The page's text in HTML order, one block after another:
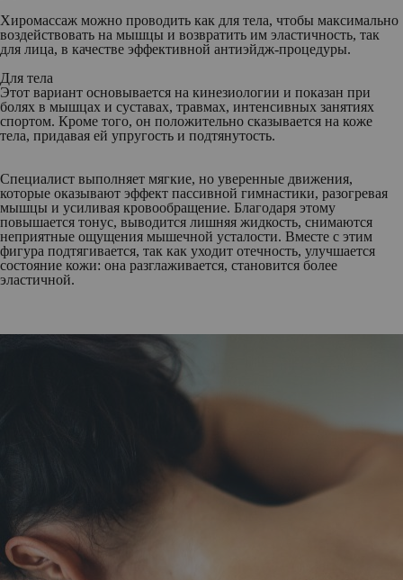
Хиромассаж можно проводить как для тела, чтобы максимально
воздействовать на мышцы и возвратить им эластичность, так
для лица, в качестве эффективной антиэйдж-процедуры.
Для тела
Этот вариант основывается на кинезиологии и показан при
болях в мышцах и суставах, травмах, интенсивных занятиях
спортом. Кроме того, он положительно сказывается на коже
тела, придавая ей упругость и подтянутость.
Специалист выполняет мягкие, но уверенные движения,
которые оказывают эффект пассивной гимнастики, разогревая
мышцы и усиливая кровообращение. Благодаря этому
повышается тонус, выводится лишняя жидкость, снимаются
неприятные ощущения мышечной усталости. Вместе с этим
фигура подтягивается, так как уходит отечность, улучшается
состояние кожи: она разглаживается, становится более
эластичной.